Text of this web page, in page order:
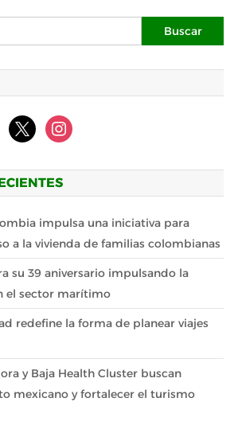
Buscar:
x instagram
impulsa una iniciativa para
a la vivienda de familias colombianas
su 39 aniversario impulsando la
el sector marítimo
redefine la forma de planear viajes
y Baja Health Cluster buscan
mexicano y fortalecer el turismo